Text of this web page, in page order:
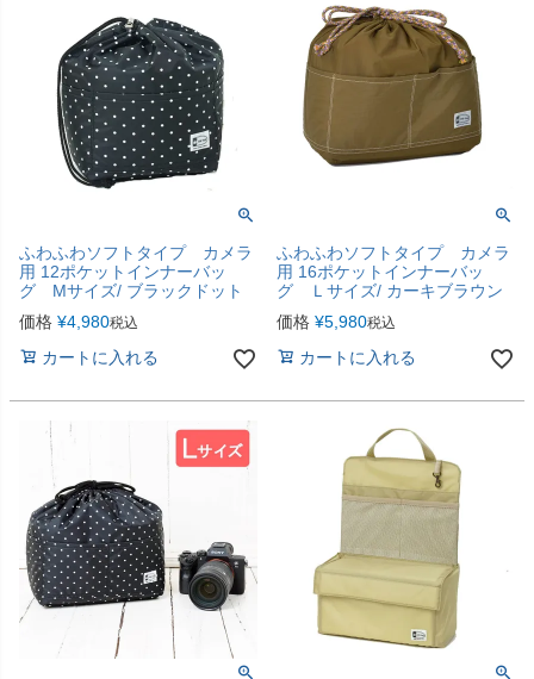
ふわふわソフトタイプ カメラ
用 12ポケットインナーバッ
グ Мサイズ/ ブラックドット
価格 ¥4,980税込
カートに入れる
ふわふわソフトタイプ カメラ
用 16ポケットインナーバッ
グ Ｌサイズ/ カーキブラウン
価格 ¥5,980税込
カートに入れる